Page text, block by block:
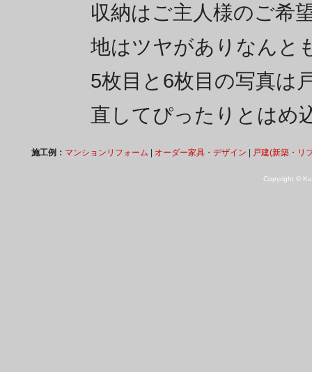
収納はご主人様のご希
地はツヤがありなんと
5枚目と6枚目の写真は
直してぴったりとはめ
施工例： マンションリフォーム オーダー家具・デザイン 戸建(新築・リ
Copyright ©